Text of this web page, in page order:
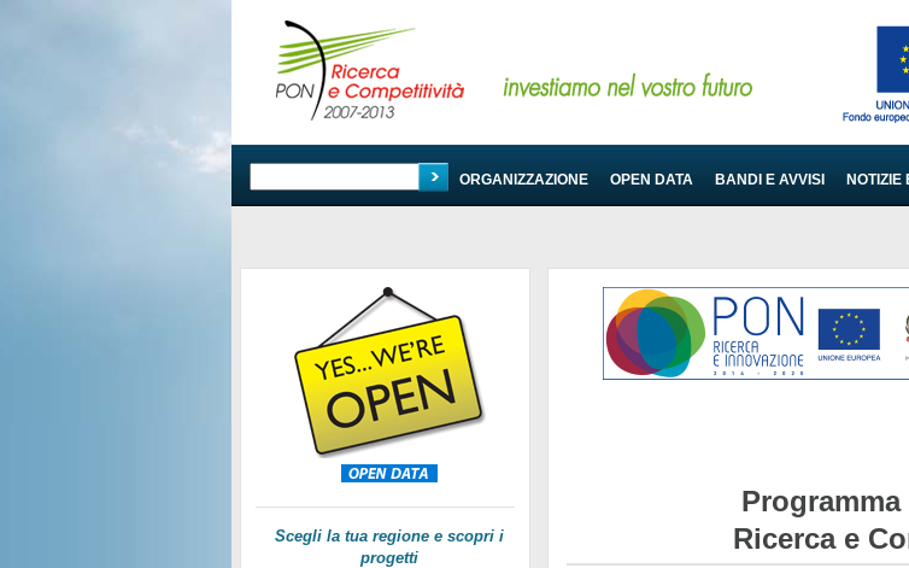
PROGRAMMA ORGANIZZAZIONE OPEN DATA BANDI E AVVISI NOTIZIE
Scegli la tua regione e scopri i
progetti
Ricerca e